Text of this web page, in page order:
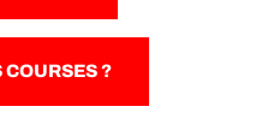
COURSES ?